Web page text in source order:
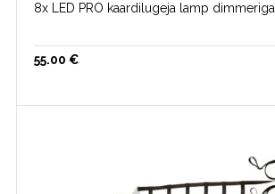
8x LED PRO kaardilugeja lamp dimmeriga
55.00 €